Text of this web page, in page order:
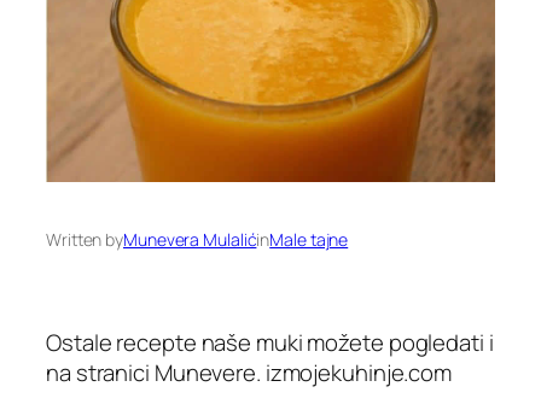
Written byMunevera MulalićinMale tajne
Ostale recepte naše muki možete pogledati i
na stranici Munevere. izmojekuhinje.com